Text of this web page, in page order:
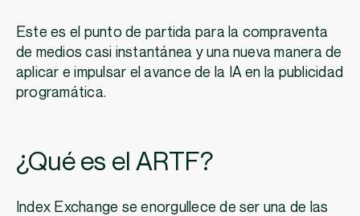
Este es el punto de partida para la compraventa
de medios casi instantánea y una nueva manera de
aplicar e impulsar el avance de la IA en la publicidad
programática.
¿Qué es el ARTF?
Index Exchange se enorgullece de ser una de las